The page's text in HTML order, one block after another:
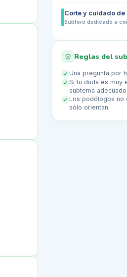
Corte y cuidado de
Reglas del
Una pregunta por
Si tu duda es muy
subtema adecuado.
Los podólogos no
sólo orientan.